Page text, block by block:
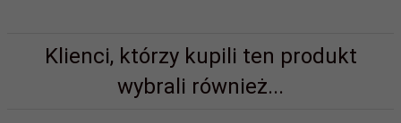
Klienci, którzy kupili ten produkt
wybrali również...